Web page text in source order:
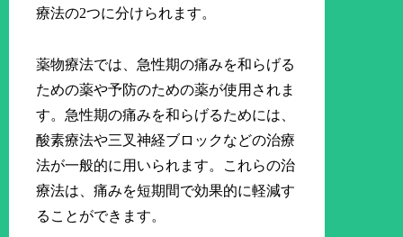
療法の2つに分けられます。
薬物療法では、急性期の痛みを和らげる
ための薬や予防のための薬が使用されま
す。急性期の痛みを和らげるためには、
酸素療法や三叉神経ブロックなどの治療
法が一般的に用いられます。これらの治
療法は、痛みを短期間で効果的に軽減す
ることができます。